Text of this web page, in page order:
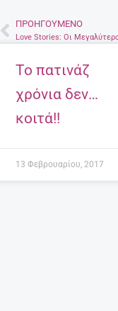
Prev
ΠΡΟΗΓΟΎΜΕΝΟ
Το πατινάζ
χρόνια δεν…
κοιτά!!
13 Φεβρουαρίου, 2017